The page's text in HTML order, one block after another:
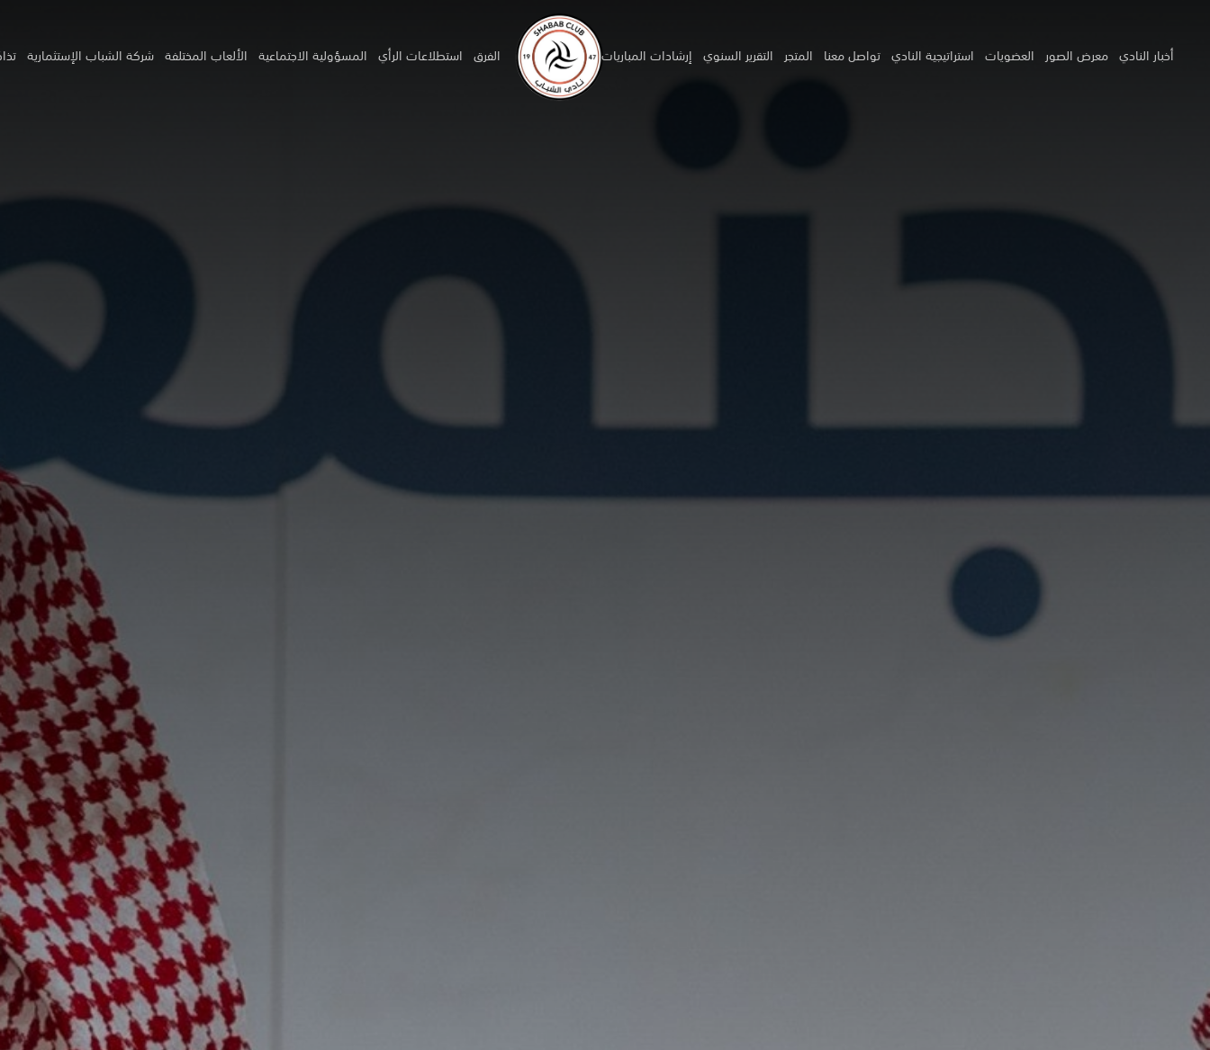
أخبار النادي معرض الصور العضويات استراتيجية النادي تواصل معنا المتجر التقرير السنوي إرشادات المباريات الفرق استطلاعات الرأي المسؤولية الاجتماعية الألعاب المختلفة شركة الشباب الإستثمارية